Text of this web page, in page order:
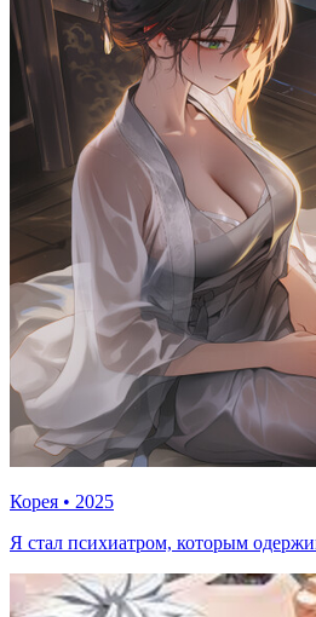
Корея • 2025
Я стал психиатром, которым